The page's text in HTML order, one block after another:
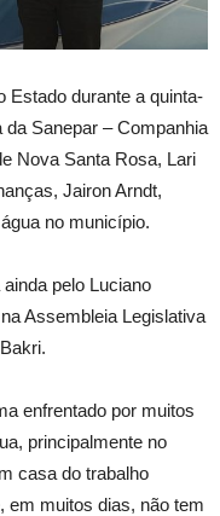
Estado durante a quinta-
Sanepar – Companhia
Nova Santa Rosa, Lari
Jairon Arndt,
no município.
pelo Luciano
Assembleia Legislativa
enfrentado por muitos
principalmente no
casa do trabalho
em muitos dias, não tem